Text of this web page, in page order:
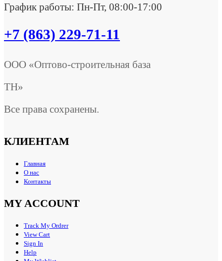
График работы: Пн-Пт, 08:00-17:00
+7 (863) 229-71-11
ООО «Оптово-строительная база
ТН»
Все права сохранены.
КЛИЕНТАМ
Главная
О нас
Контакты
MY ACCOUNT
Track My Ordrer
View Cart
Sign In
Help